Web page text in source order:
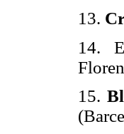
13.
14.
15.